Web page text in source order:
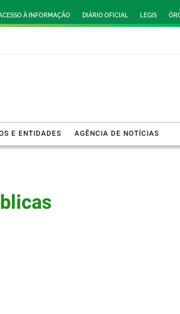
À INFORMAÇÃO DIÁRIO OFICIAL LEGIS
E ENTIDADES AGÊNCIA DE NOTÍCIAS